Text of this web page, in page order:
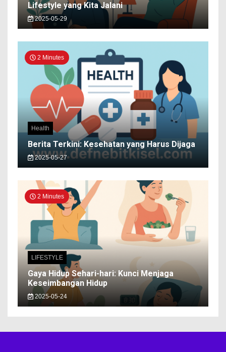
Lifestyle yang Kita Jalani
2025-05-29
2 Minutes
Health
Berita Terkini: Kesehatan yang Harus Dijaga
2025-05-27
2 Minutes
LIFESTYLE
Gaya Hidup Sehari-hari: Kunci Menjaga
Keseimbangan Hidup
2025-05-24